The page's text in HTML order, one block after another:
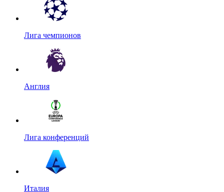
Лига чемпионов
Англия
Лига конференций
Италия